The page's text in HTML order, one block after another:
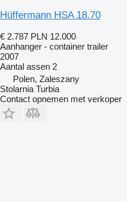
Hüffermann HSA 18.70
€ 2.787 PLN 12.000
Aanhanger - container trailer
2007
Aantal assen 2
Polen, Zaleszany
Stolarnia Turbia
Contact opnemen met verkoper